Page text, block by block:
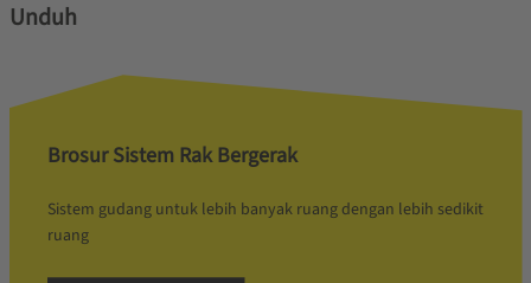
Unduh
Brosur Sistem Rak Bergerak
Sistem gudang untuk lebih banyak ruang dengan lebih sedikit
ruang